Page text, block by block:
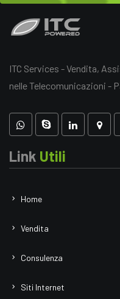
ITC Services - Vendita,
nelle Telecomunicazioni -
Link Utili
Home
Vendita
Consulenza
Siti Internet